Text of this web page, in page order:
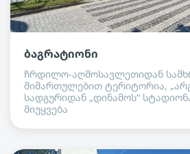
ბაგრატიონი
ჩრდილო-აღმოსავლეთიდან
მიმართულებით ტერიტორია,
სადგურიდან „დინამოს“
მიუყვება